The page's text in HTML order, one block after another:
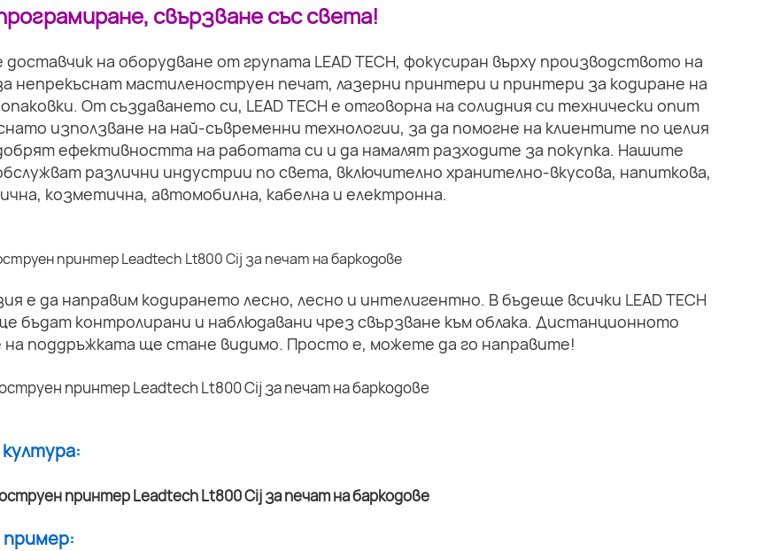
свързване със света!
е доставчик на оборудване от групата LEAD TECH, фокусиран върху производството на
непрекъснат мастиленоструен печат, лазерни принтери и принтери за кодиране на
От създаването си, LEAD TECH е отговорна на солидния си технически опит
използване на най-съвременни технологии, за да помогне на клиентите по целия
ефективността на работата си и да намалят разходите за покупка. Нашите
различни индустрии по света, включително хранително-вкусова, напиткова,
козметична, автомобилна, кабелна и електронна.
е да направим кодирането лесно, лесно и интелигентно. В бъдеще всички LEAD TECH
бъдат контролирани и наблюдавани чрез свързване към облака. Дистанционното
на поддръжката ще стане видимо. Просто е, можете да го направите!
пример: